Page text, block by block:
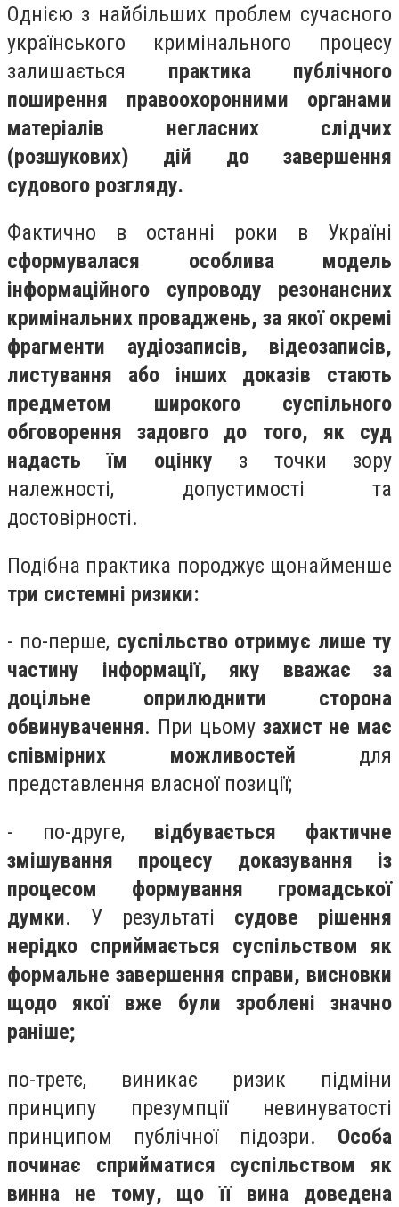
Однією з найбільших проблем сучасного
українського кримінального процесу
залишається практика публічного
поширення правоохоронними органами
матеріалів негласних слідчих
(розшукових) дій до завершення
судового розгляду.
Фактично в останні роки в Україні
сформувалася особлива модель
інформаційного супроводу резонансних
кримінальних проваджень, за якої окремі
фрагменти аудіозаписів, відеозаписів,
листування або інших доказів стають
предметом широкого суспільного
обговорення задовго до того, як суд
надасть їм оцінку з точки зору
належності, допустимості та
достовірності.
Подібна практика породжує щонайменше
три системні ризики:
- по-перше, суспільство отримує лише ту
частину інформації, яку вважає за
доцільне оприлюднити сторона
обвинувачення. При цьому захист не має
співмірних можливостей для
представлення власної позиції;
- по-друге, відбувається фактичне
змішування процесу доказування із
процесом формування громадської
думки. У результаті судове рішення
нерідко сприймається суспільством як
формальне завершення справи, висновки
щодо якої вже були зроблені значно
раніше;
по-третє, виникає ризик підміни
принципу презумпції невинуватості
принципом публічної підозри. Особа
починає сприйматися суспільством як
винна не тому, що її вина доведена